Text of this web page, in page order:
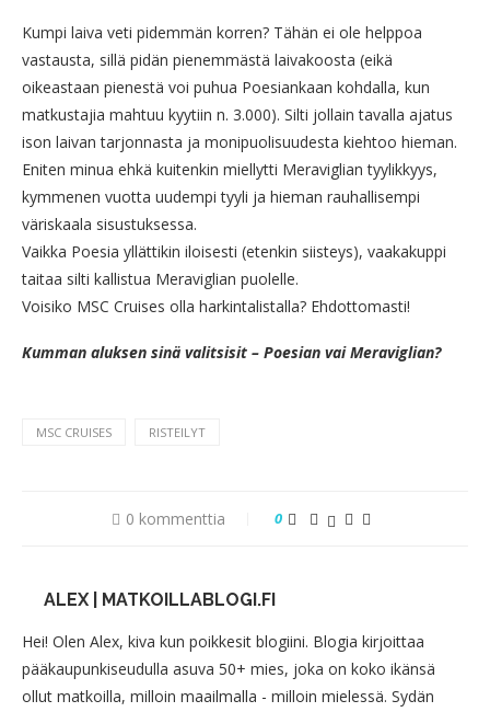
Kumpi laiva veti pidemmän korren? Tähän ei ole helppoa
vastausta, sillä pidän pienemmästä laivakoosta (eikä
oikeastaan pienestä voi puhua Poesiankaan kohdalla, kun
matkustajia mahtuu kyytiin n. 3.000). Silti jollain tavalla ajatus
ison laivan tarjonnasta ja monipuolisuudesta kiehtoo hieman.
Eniten minua ehkä kuitenkin miellytti Meraviglian tyylikkyys,
kymmenen vuotta uudempi tyyli ja hieman rauhallisempi
väriskaala sisustuksessa.
Vaikka Poesia yllättikin iloisesti (etenkin siisteys), vaakakuppi
taitaa silti kallistua Meraviglian puolelle.
Voisiko MSC Cruises olla harkintalistalla? Ehdottomasti!
Kumman aluksen sinä valitsisit – Poesian vai Meraviglian?
MSC CRUISES RISTEILYT
0 kommenttia 0
ALEX | MATKOILLABLOGI.FI
Hei! Olen Alex, kiva kun poikkesit blogiini. Blogia kirjoittaa
pääkaupunkiseudulla asuva 50+ mies, joka on koko ikänsä
ollut matkoilla, milloin maailmalla - milloin mielessä. Sydän